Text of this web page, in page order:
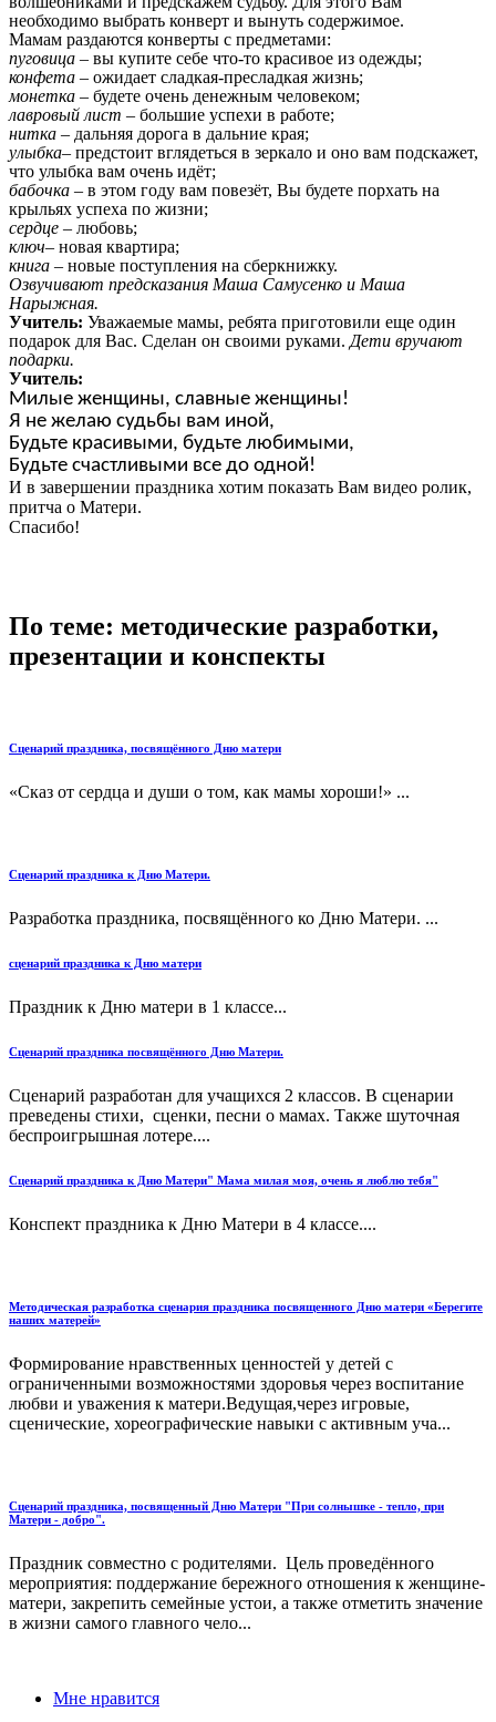
необходимо выбрать конверт и вынуть содержимое.
Мамам раздаются конверты с предметами:
пуговица – вы купите себе что-то красивое из одежды;
конфета – ожидает сладкая-пресладкая жизнь;
монетка – будете очень денежным человеком;
лавровый лист – большие успехи в работе;
нитка – дальняя дорога в дальние края;
улыбка– предстоит вглядеться в зеркало и оно вам подскажет,
что улыбка вам очень идёт;
бабочка – в этом году вам повезёт, Вы будете порхать на
крыльях успеха по жизни;
сердце – любовь;
ключ– новая квартира;
книга – новые поступления на сберкнижку.
Озвучивают предсказания Маша Самусенко и Маша
Нарыжная.
Учитель: Уважаемые мамы, ребята приготовили еще один
подарок для Вас. Сделан он своими руками. Дети вручают
подарки.
Учитель:
Милые женщины, славные женщины!
Я не желаю судьбы вам иной,
Будьте красивыми, будьте любимыми,
Будьте счастливыми все до одной!
И в завершении праздника хотим показать Вам видео ролик,
притча о Матери.
Спасибо!
По теме: методические разработки,
презентации и конспекты
Сценарий праздника, посвящённого Дню матери
«Сказ от сердца и души о том, как мамы хороши!» ...
Сценарий праздника к Дню Матери.
Разработка праздника, посвящённого ко Дню Матери. ...
сценарий праздника к Дню матери
Праздник к Дню матери в 1 классе...
Сценарий праздника посвящённого Дню Матери.
Сценарий разработан для учащихся 2 классов. В сценарии
преведены стихи, сценки, песни о мамах. Также шуточная
беспроигрышная лотере....
Сценарий праздника к Дню Матери" Мама милая моя, очень я люблю тебя"
Конспект праздника к Дню Матери в 4 классе....
Методическая разработка сценария праздника посвященного Дню матери «Берегите
наших матерей»
Формирование нравственных ценностей у детей с
ограниченными возможностями здоровья через воспитание
любви и уважения к матери.Ведущая,через игровые,
сценические, хореографические навыки с активным уча...
Сценарий праздника, посвященный Дню Матери "При солнышке - тепло, при
Матери - добро".
Праздник совместно с родителями. Цель проведённого
мероприятия: поддержание бережного отношения к женщине-
матери, закрепить семейные устои, а также отметить значение
в жизни самого главного чело...
Мне нравится